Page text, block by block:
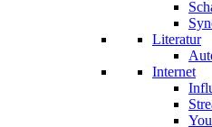
Literatur
Internet